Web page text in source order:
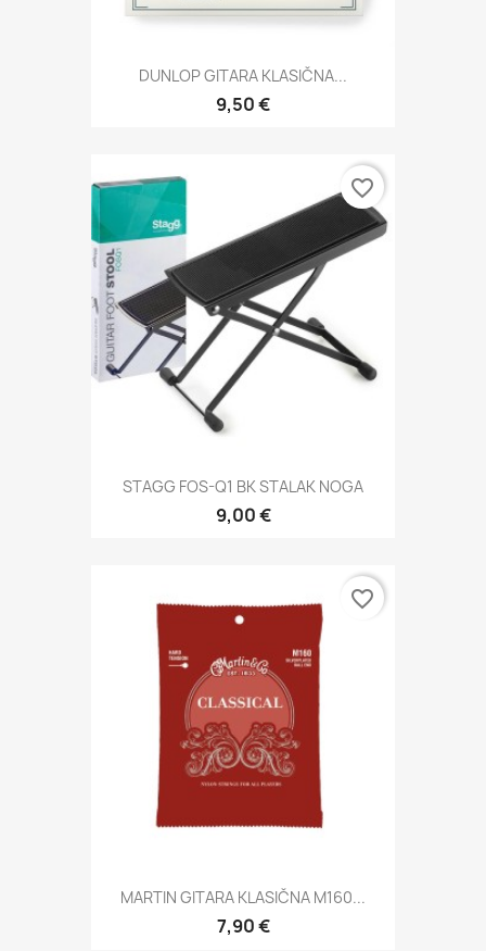
DUNLOP GITARA KLASIČNA...
9,50 €
STAGG FOS-Q1 BK STALAK NOGA
9,00 €
favorite_border
MARTIN GITARA KLASIČNA M160...
7,90 €
favorite_border